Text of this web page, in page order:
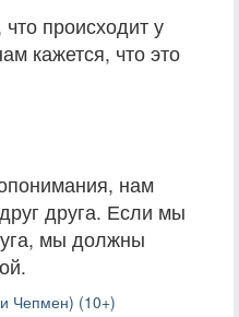
происходит у
кажется, что это
нам
друга. Если мы
мы должны
Чепмен) (10+)